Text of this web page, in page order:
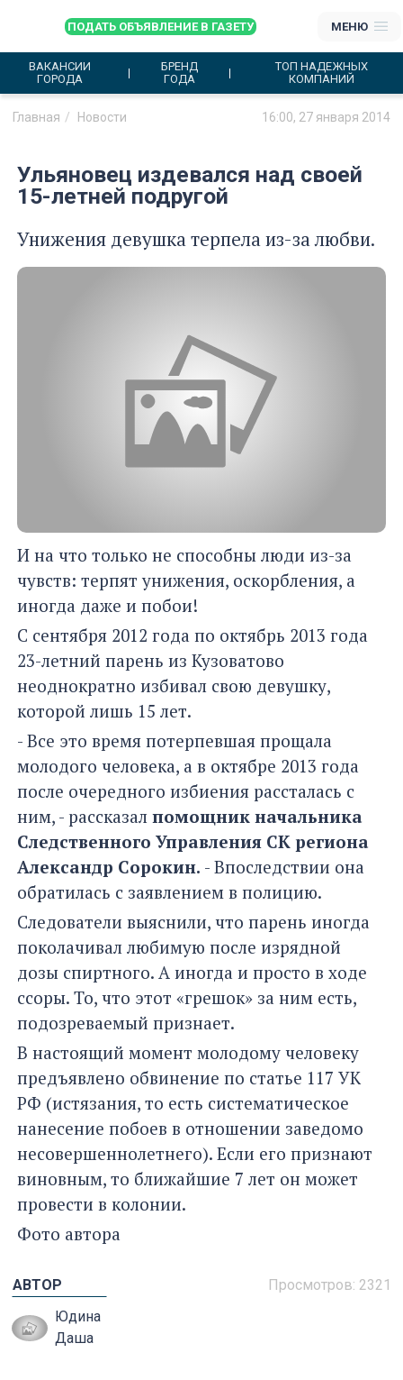
ПОДАТЬ ОБЪЯВЛЕНИЕ В ГАЗЕТУ МЕНЮ
ВАКАНСИИ
ГОРОДА
БРЕНД
ГОДА
ТОП НАДЕЖНЫХ
КОМПАНИЙ
Главная Новости 16:00, 27 января 2014
Ульяновец издевался над своей
15-летней подругой
Унижения девушка терпела из-за любви.
И на что только не способны люди из-за
чувств: терпят унижения, оскорбления, а
иногда даже и побои!
С сентября 2012 года по октябрь 2013 года
23-летний парень из Кузоватово
неоднократно избивал свою девушку,
которой лишь 15 лет.
- Все это время потерпевшая прощала
молодого человека, а в октябре 2013 года
после очередного избиения рассталась с
ним, - рассказал помощник начальника
Следственного Управления СК региона
Александр Сорокин. - Впоследствии она
обратилась с заявлением в полицию.
Следователи выяснили, что парень иногда
поколачивал любимую после изрядной
дозы спиртного. А иногда и просто в ходе
ссоры. То, что этот «грешок» за ним есть,
подозреваемый признает.
В настоящий момент молодому человеку
предъявлено обвинение по статье 117 УК
РФ (истязания, то есть систематическое
нанесение побоев в отношении заведомо
несовершеннолетнего). Если его признают
виновным, то ближайшие 7 лет он может
провести в колонии.
Фото автора
Просмотров: 2321
АВТОР
Юдина
Даша